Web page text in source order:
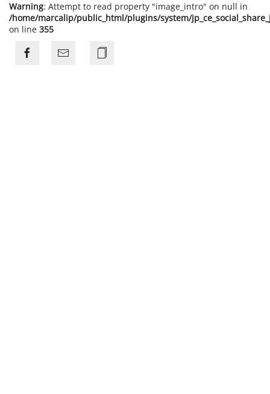
Warning: Attempt to read property "image_intro" on null in
/home/marcalip/public_html/plugins/system/
on line 355